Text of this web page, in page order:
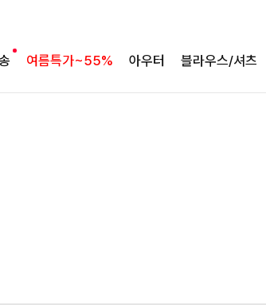
여름특가~55% 아우터 블라우스/셔츠